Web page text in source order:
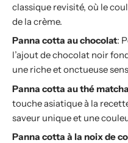
classique revisité, où le
de la crème.
Panna cotta au chocolat:
l’ajout de chocolat noir
une riche et onctueuse
Panna cotta au thé matcha
touche asiatique à la
saveur unique et une
Panna cotta à la noix de